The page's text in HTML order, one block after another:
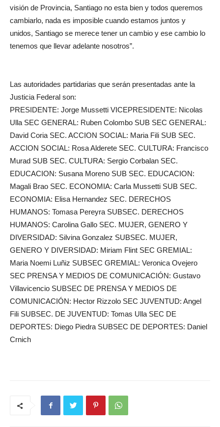
visión de Provincia, Santiago no esta bien y todos queremos
cambiarlo, nada es imposible cuando estamos juntos y
unidos, Santiago se merece tener un cambio y ese cambio lo
tenemos que llevar adelante nosotros”.
Las autoridades partidarias que serán presentadas ante la
Justicia Federal son:
PRESIDENTE: Jorge Mussetti VICEPRESIDENTE: Nicolas
Ulla SEC GENERAL: Ruben Colombo SUB SEC GENERAL:
David Coria SEC. ACCION SOCIAL: Maria Fili SUB SEC.
ACCION SOCIAL: Rosa Alderete SEC. CULTURA: Francisco
Murad SUB SEC. CULTURA: Sergio Corbalan SEC.
EDUCACION: Susana Moreno SUB SEC. EDUCACION:
Magali Brao SEC. ECONOMIA: Carla Mussetti SUB SEC.
ECONOMIA: Elisa Hernandez SEC. DERECHOS
HUMANOS: Tomasa Pereyra SUBSEC. DERECHOS
HUMANOS: Carolina Gallo SEC. MUJER, GENERO Y
DIVERSIDAD: Silvina Gonzalez SUBSEC. MUJER,
GENERO Y DIVERSIDAD: Miriam Flint SEC GREMIAL:
Maria Noemi Luñiz SUBSEC GREMIAL: Veronica Ovejero
SEC PRENSA Y MEDIOS DE COMUNICACIÓN: Gustavo
Villavicencio SUBSEC DE PRENSA Y MEDIOS DE
COMUNICACIÓN: Hector Rizzolo SEC JUVENTUD: Angel
Fili SUBSEC. DE JUVENTUD: Tomas Ulla SEC DE
DEPORTES: Diego Piedra SUBSEC DE DEPORTES: Daniel
Crnich